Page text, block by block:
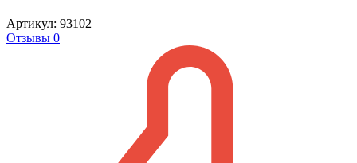
Артикул: 93102
Отзывы 0